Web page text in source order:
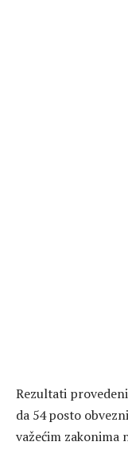
Rezultati
da 54 posto
važećim zakonima